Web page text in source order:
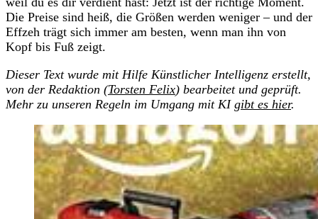
Die Preise sind heiß, die Größen werden weniger – und der
Effzeh trägt sich immer am besten, wenn man ihn von
Kopf bis Fuß zeigt.
Dieser Text wurde mit Hilfe Künstlicher Intelligenz erstellt,
von der Redaktion (Torsten Felix) bearbeitet und geprüft.
Mehr zu unseren Regeln im Umgang mit KI gibt es hier.